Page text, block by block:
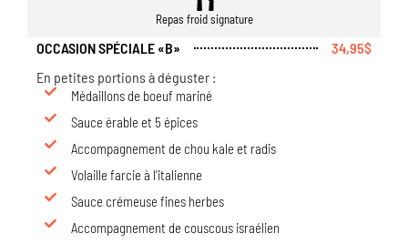
Repas froid signature
OCCASION SPÉCIALE «B»
34,95$
En petites portions à déguster :
Médaillons de boeuf mariné
Sauce érable et 5 épices
Accompagnement de chou kale et radis
Volaille farcie à l’italienne
Sauce crémeuse fines herbes
Accompagnement de couscous israélien